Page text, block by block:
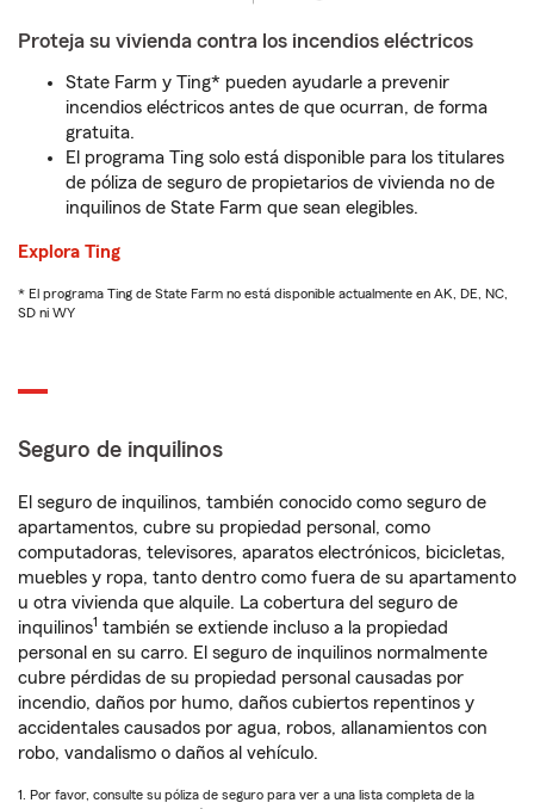
Proteja su vivienda contra los incendios eléctricos
State Farm y Ting* pueden ayudarle a prevenir
incendios eléctricos antes de que ocurran, de forma
gratuita.
El programa Ting solo está disponible para los titulares
de póliza de seguro de propietarios de vivienda no de
inquilinos de State Farm que sean elegibles.
Explora Ting
* El programa Ting de State Farm no está disponible actualmente en AK, DE, NC,
SD ni WY
Seguro de inquilinos
El seguro de inquilinos, también conocido como seguro de
apartamentos, cubre su propiedad personal, como
computadoras, televisores, aparatos electrónicos, bicicletas,
muebles y ropa, tanto dentro como fuera de su apartamento
u otra vivienda que alquile. La cobertura del seguro de
inquilinos1 también se extiende incluso a la propiedad
personal en su carro. El seguro de inquilinos normalmente
cubre pérdidas de su propiedad personal causadas por
incendio, daños por humo, daños cubiertos repentinos y
accidentales causados por agua, robos, allanamientos con
robo, vandalismo o daños al vehículo.
1. Por favor, consulte su póliza de seguro para ver a una lista completa de la